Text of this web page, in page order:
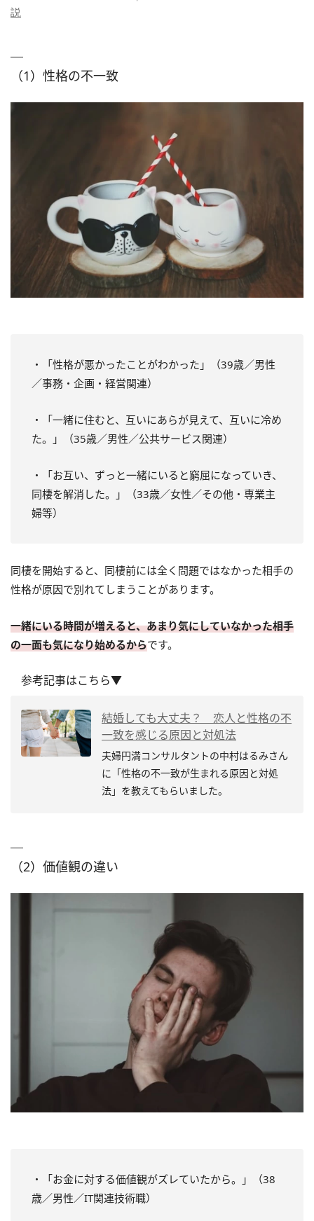
説
（1）性格の不一致
・「性格が悪かったことがわかった」（39歳／男性
／事務・企画・経営関連）
・「一緒に住むと、互いにあらが見えて、互いに冷め
た。」（35歳／男性／公共サービス関連）
・「お互い、ずっと一緒にいると窮屈になっていき、
同棲を解消した。」（33歳／女性／その他・専業主
婦等）
同棲を開始すると、同棲前には全く問題ではなかった相手の
性格が原因で別れてしまうことがあります。
一緒にいる時間が増えると、あまり気にしていなかった相手
の一面も気になり始めるからです。
参考記事はこちら▼
結婚しても大丈夫？ 恋人と性格の不
一致を感じる原因と対処法
夫婦円満コンサルタントの中村はるみさん
に「性格の不一致が生まれる原因と対処
法」を教えてもらいました。
（2）価値観の違い
・「お金に対する価値観がズレていたから。」（38
歳／男性／IT関連技術職）